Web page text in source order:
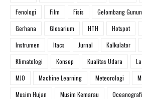
Fenologi
Film Fisis Gelombang
Gerhana
Glosarium HTH Hotspot
Instrumen
Itacs Jurnal Kalkulator
Klimatologi
Konsep Kualitas Udara
MJO
Machine Learning Meteorologi
Musim Hujan
Musim Kemarau Oceanografi